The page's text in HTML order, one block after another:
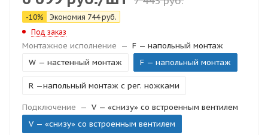
-10% Экономия 744руб.
Под заказ
Монтажное исполнение — F — напольный монтаж
W — настенный монтаж
F — напольный монтаж
R —напольный монтаж с рег. ножками
Подключение — V — «снизу» со встроенным вентилем
V — «снизу» со встроенным вентилем